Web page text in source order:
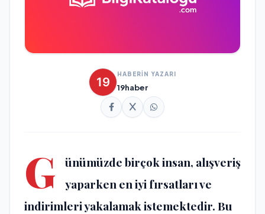
HABERİN YAZARI
19haber
G
ünümüzde birçok insan, alışveriş
yaparken en iyi fırsatları ve
indirimleri yakalamak istemektedir. Bu